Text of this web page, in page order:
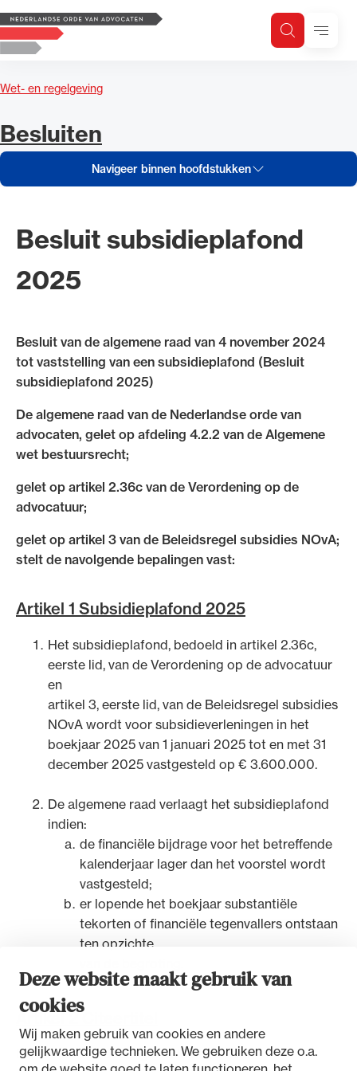
Deze website maakt gebruik van
cookies
Wij maken gebruik van cookies en andere
gelijkwaardige technieken. We gebruiken deze o.a.
Logo, to the homepage
ZoekenMenu
Wet- en regelgeving
Navigeer binnen hoofdstukken
Besluit subsidieplafond
2025
Besluit van de algemene raad van 4 november 2024
tot vaststelling van een subsidieplafond (Besluit
subsidieplafond 2025)
De algemene raad van de Nederlandse orde van
advocaten, gelet op afdeling 4.2.2 van de Algemene
wet bestuursrecht;
gelet op artikel 2.36c van de Verordening op de
advocatuur;
gelet op artikel 3 van de Beleidsregel subsidies NOvA;
stelt de navolgende bepalingen vast:
Artikel 1 Subsidieplafond 2025
Het subsidieplafond, bedoeld in artikel 2.36c,
eerste lid, van de Verordening op de advocatuur
en
artikel 3, eerste lid, van de Beleidsregel subsidies
NOvA wordt voor subsidieverleningen in het
boekjaar 2025 van 1 januari 2025 tot en met 31
december 2025 vastgesteld op € 3.600.000.
De algemene raad verlaagt het subsidieplafond
indien:
de financiële bijdrage voor het betreffende
kalenderjaar lager dan het voorstel wordt
vastgesteld;
er lopende het boekjaar substantiële
tekorten of financiële tegenvallers ontstaan
ten opzichte
Artikel 2 Citeertitel
Dit besluit wordt aangehaald als: Besluit
Navigeer inhoud van
Besluiten
Navigeer inhoud van Besluiten
Zoeken
Zoek op trefwoord
Uitgelicht
de advocatuur (Voda) en de Regeling op de
Ondersteuning voor advocaten bij hun
beroepsuitoefening: van de advocatenpas tot
het rechtsgebiedenregister en
geheimhoudernummers.